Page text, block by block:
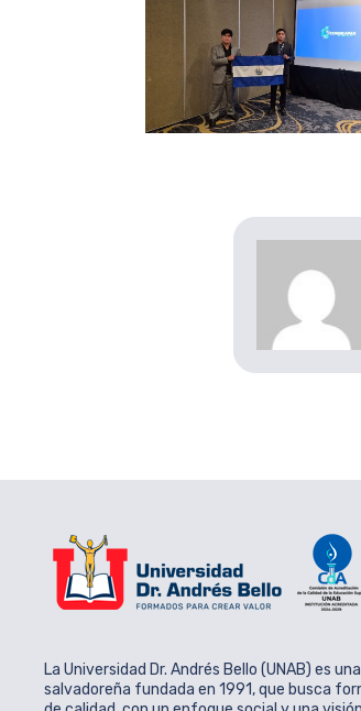
La Universidad Dr. Andrés Bello (UNAB) es
salvadoreña fundada en 1991, que busca